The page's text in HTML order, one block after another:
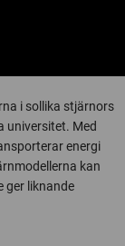
i sollika stjärnors
universitet. Med
energi
kan
ger liknande